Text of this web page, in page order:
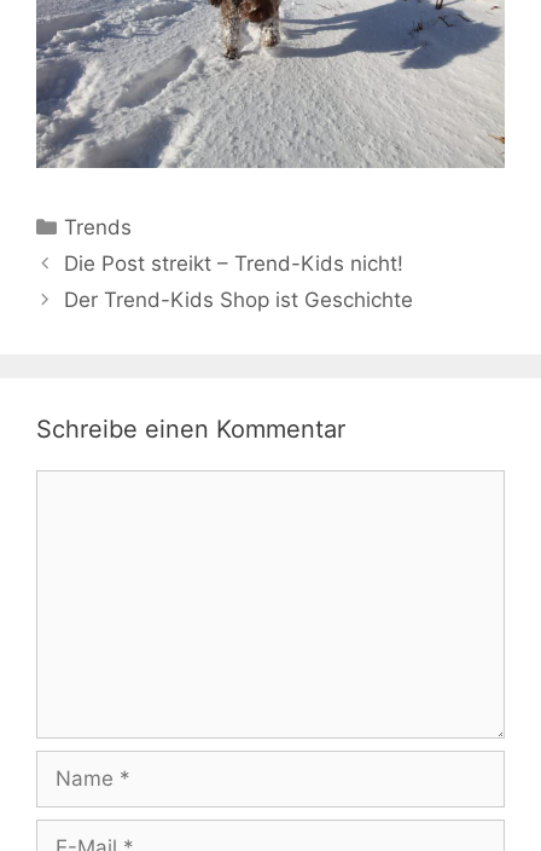
Kategorien
Trends
Die Post streikt – Trend-Kids nicht!
Der Trend-Kids Shop ist Geschichte
Schreibe einen Kommentar
Name